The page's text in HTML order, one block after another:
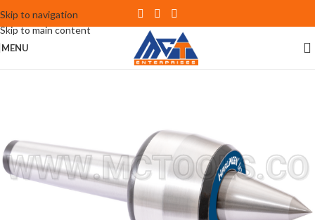
Skip to navigation
Skip to main content
MENU